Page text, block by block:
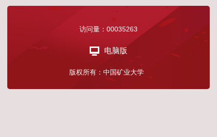
访问量： 00035263
电脑版
版权所有：中国矿业大学